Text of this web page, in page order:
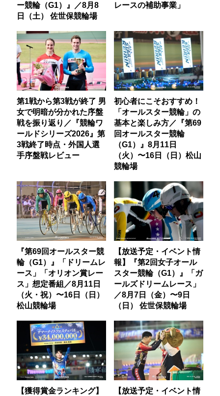
ー競輪（G1）』／8月8
日（土） 佐世保競輪場
レースの補助事業」
第1戦から第3戦が終了 男
女で明暗が分かれた序盤
戦を振り返り／『競輪ワ
ールドシリーズ2026』第
3戦終了時点・外国人選
手序盤戦レビュー
初心者にこそおすすめ！
「オールスター競輪」の
基本と楽しみ方／『第69
回オールスター競輪
（G1）』8月11日
（火）〜16日（日）松山
競輪場
『第69回オールスター競
輪（G1）』「ドリームレ
ース」「オリオン賞レー
ス」想定番組／8月11日
（火・祝）〜16日（日）
松山競輪場
【放送予定・イベント情
報】『第2回女子オール
スター競輪（G1）』「ガ
ールズドリームレース」
／8月7日（金）〜9日
（日） 佐世保競輪場
【獲得賞金ランキング】
【放送予定・イベント情